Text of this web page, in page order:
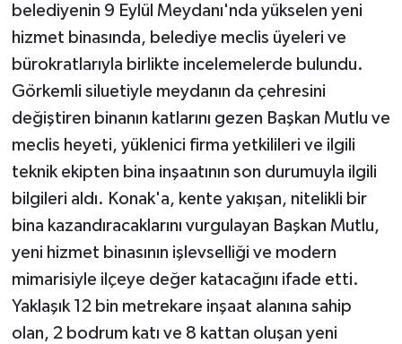
belediyenin 9 Eylül Meydanı'nda yükselen yeni
hizmet binasında, belediye meclis üyeleri ve
bürokratlarıyla birlikte incelemelerde bulundu.
Görkemli siluetiyle meydanın da çehresini
değiştiren binanın katlarını gezen Başkan Mutlu ve
meclis heyeti, yüklenici firma yetkilileri ve ilgili
teknik ekipten bina inşaatının son durumuyla ilgili
bilgileri aldı. Konak'a, kente yakışan, nitelikli bir
bina kazandıracaklarını vurgulayan Başkan Mutlu,
yeni hizmet binasının işlevselliği ve modern
mimarisiyle ilçeye değer katacağını ifade etti.
Yaklaşık 12 bin metrekare inşaat alanına sahip
olan, 2 bodrum katı ve 8 kattan oluşan yeni